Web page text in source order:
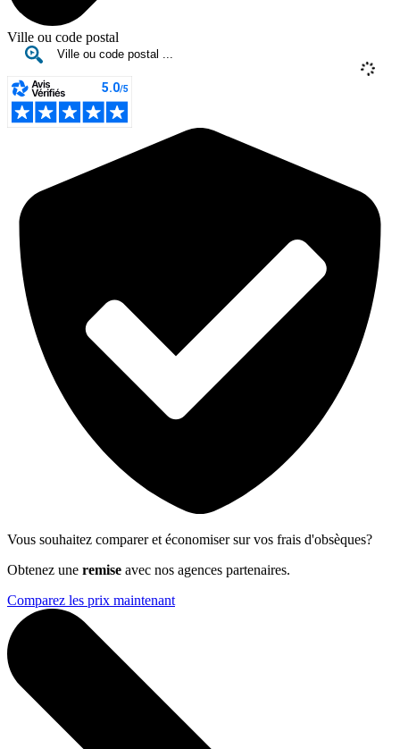
Ville ou code postal
Vous souhaitez comparer et économiser sur vos frais d'obsèques?
Obtenez une remise avec nos agences partenaires.
Comparez les prix maintenant